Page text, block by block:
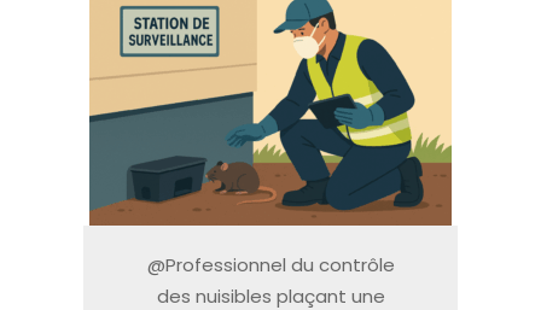
@Professionnel du contrôle
des nuisibles plaçant une